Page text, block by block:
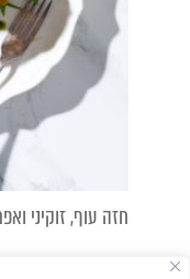
חזה עוף, זוקיני